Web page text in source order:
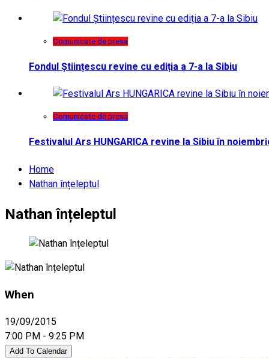
Comunicate de presa
Fondul Științescu revine cu ediția a 7-a la Sibiu
Comunicate de presa
Festivalul Ars HUNGARICA revine la Sibiu în
Home
Nathan înțeleptul
Nathan înțeleptul
When
19/09/2015
7:00 PM - 9:25 PM
Add To Calendar